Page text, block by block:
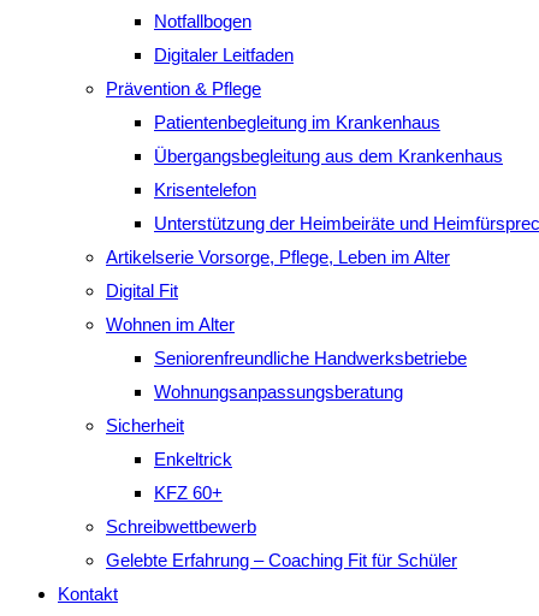
Notfallbogen
Digitaler Leitfaden
Prävention & Pflege
Patientenbegleitung im Krankenhaus
Übergangsbegleitung aus dem Krankenhaus
Krisentelefon
Unterstützung der Heimbeiräte und
Artikelserie Vorsorge, Pflege, Leben im Alter
Digital Fit
Wohnen im Alter
Seniorenfreundliche Handwerksbetriebe
Wohnungsanpassungsberatung
Sicherheit
Enkeltrick
KFZ 60+
Schreibwettbewerb
Gelebte Erfahrung – Coaching Fit für Schüler
Kontakt